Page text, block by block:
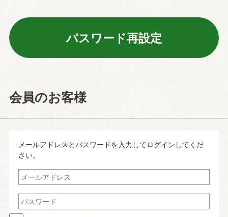
会員のお客様
メールアドレスとパスワードを入力してログインしてくだ
さい。